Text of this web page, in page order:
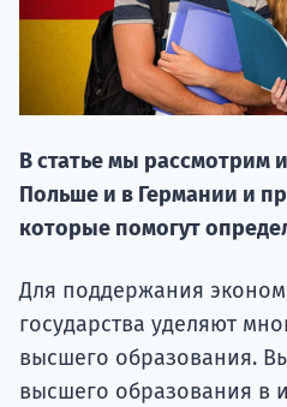
В статье мы рассмотрим
Польше и в Германии и
которые помогут
Для поддержания
государства уделяют
высшего образования.
высшего образования в